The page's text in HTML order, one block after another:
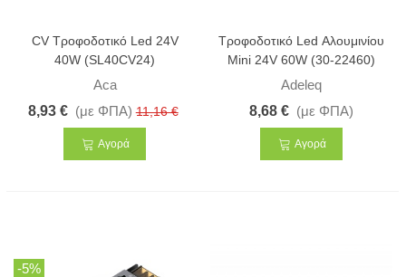
CV Τροφοδοτικό Led 24V
40W (SL40CV24)
Aca
8,93 € (με ΦΠΑ) 11,16 €
Αγορά
Τροφοδοτικό Led Αλουμινίου
Mini 24V 60W (30-22460)
Adeleq
8,68 € (με ΦΠΑ)
Αγορά
-5%